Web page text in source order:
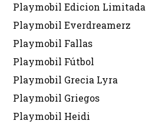
Playmobil Edicion Limitada
Playmobil Everdreamerz
Playmobil Fallas
Playmobil Fútbol
Playmobil Grecia Lyra
Playmobil Griegos
Playmobil Heidi